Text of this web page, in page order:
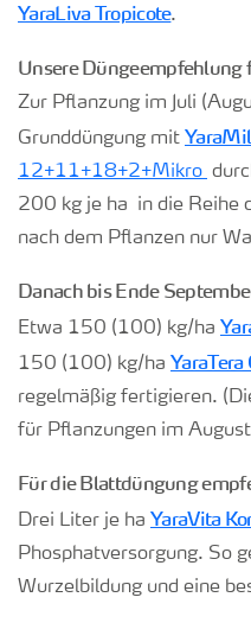
YaraLiva Tropicote.
Unsere Düngeempfehlung
Zur Pflanzung im Juli
Grunddüngung mit
12+11+18+2+Mikro
200 kg je ha in die Reihe
nach dem Pflanzen nur
Danach bis Ende
Etwa 150 (100) kg/ha
150 (100) kg/ha
regelmäßig fertigieren.
für Pflanzungen im
Für die Blattdüngung
Drei Liter je ha YaraVita
Phosphatversorgung. So
Wurzelbildung und eine